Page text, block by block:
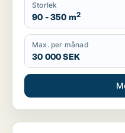
Storlek
90 - 350 m2
Max. per månad
30 000 SEK